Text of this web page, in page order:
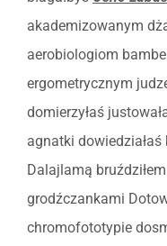
akademizowanym
aerobiologiom
ergometrycznym
domierzyłaś
agnatki dowiedziałaś
Dalajlamą
grodźczankami
chromofototypie